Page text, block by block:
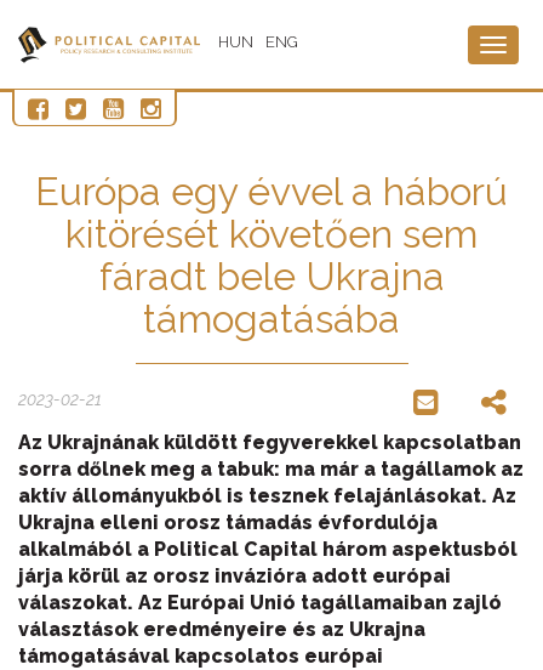
HUN ENG
Európa egy évvel a háború
kitörését követően sem
fáradt bele Ukrajna
támogatásába
2023-02-21
Az Ukrajnának küldött fegyverekkel kapcsolatban
sorra dőlnek meg a tabuk: ma már a tagállamok az
aktív állományukból is tesznek felajánlásokat. Az
Ukrajna elleni orosz támadás évfordulója
alkalmából a Political Capital három aspektusból
járja körül az orosz invázióra adott európai
válaszokat. Az Európai Unió tagállamaiban zajló
választások eredményeire és az Ukrajna
támogatásával kapcsolatos európai